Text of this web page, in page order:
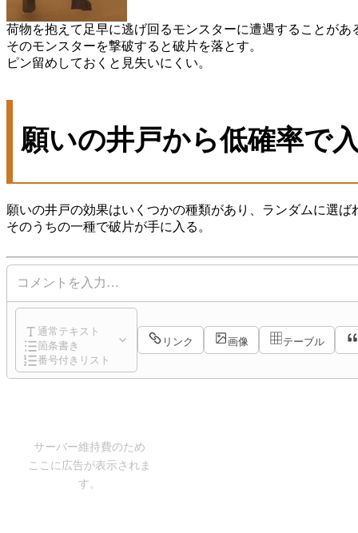
荷物を抱えて足早に逃げ回るモンスターに遭遇することがあ
そのモンスターを撃破すると破片を落とす。
ピン留めしておくと見失いにくい。
願いの井戸から低確率で
願いの井戸の効果はいくつかの種類があり、ランダムに選ば
そのうちの一種で破片が手に入る。
コメントを入力…
通常テキスト
箇条書き
番号付きリスト
リンク 画像 テーブル
サーバー維持費のため
ここに広告が表示されま
す。